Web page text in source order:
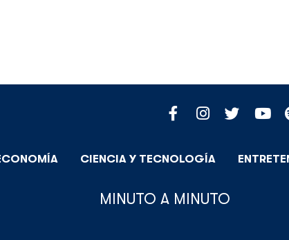
CIENCIA Y TECNOLOGÍA
MINUTO A MINUTO